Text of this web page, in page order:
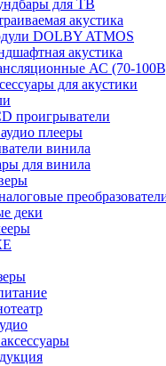
для ТВ
акустика
DOLBY ATMOS
акустика
АС (70-
для акустики
проигрыватели
плееры
винила
для винила
деки